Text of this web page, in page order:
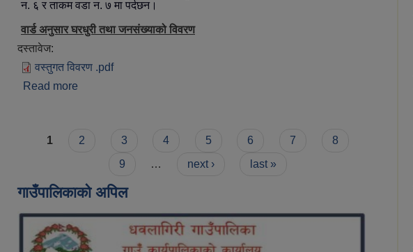
न. ६ र ताकम वडा न. ७ मा पर्दछन।
वार्ड अनुसार घरधुरी तथा जनसंख्याको विवरण
दस्तावेज:
वस्तुगत विवरण .pdf
Read more
Pages
1 2 3 4 5 6 7
8
9
… next › last »
गाउँपालिकाको अपिल